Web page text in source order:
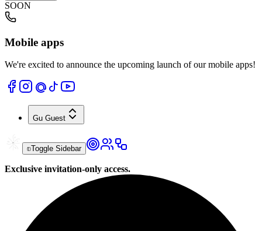
SOON
Mobile apps
We're excited to announce the upcoming launch of our mobile apps!
Gu Guest
Toggle Sidebar
Exclusive invitation-only access.